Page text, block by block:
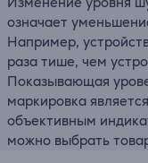
означает
Например,
раза тише, чем
Показывающая
маркировка
объективным
можно выбрать